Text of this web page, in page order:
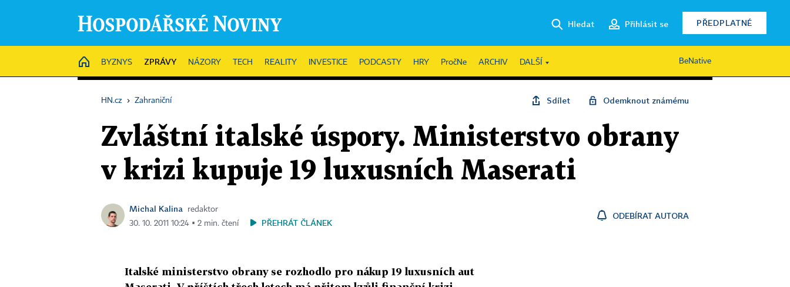
Hledat Přihlásit se PŘEDPLATNÉ
HOME
BYZNYS ZPRÁVY NÁZORY TECH REALITY INVESTICE PODCASTY HRY PročNe ARCHIV DALŠÍ BeNative
HN.cz › Zahraniční Sdílet Odemknout známému
Zvláštní italské úspory. Ministerstvo obrany
v krizi kupuje 19 luxusních Maserati
Michal Kalina
redaktor
30. 10. 2011 10:24 ▪ 2 min. čtení
PŘEHRÁT ČLÁNEK
ODEBÍRAT AUTORA
Italské ministerstvo obrany se rozhodlo pro nákup 19 luxusních aut